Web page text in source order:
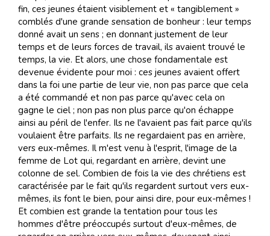
fin, ces jeunes étaient visiblement et « tangiblement »
comblés d'une grande sensation de bonheur : leur temps
donné avait un sens ; en donnant justement de leur
temps et de leurs forces de travail, ils avaient trouvé le
temps, la vie. Et alors, une chose fondamentale est
devenue évidente pour moi : ces jeunes avaient offert
dans la foi une partie de leur vie, non pas parce que cela
a été commandé et non pas parce qu'avec cela on
gagne le ciel ; non pas non plus parce qu'on échappe
ainsi au péril de l'enfer. Ils ne l'avaient pas fait parce qu'ils
voulaient être parfaits. Ils ne regardaient pas en arrière,
vers eux-mêmes. Il m'est venu à l'esprit, l'image de la
femme de Lot qui, regardant en arrière, devint une
colonne de sel. Combien de fois la vie des chrétiens est
caractérisée par le fait qu'ils regardent surtout vers eux-
mêmes, ils font le bien, pour ainsi dire, pour eux-mêmes !
Et combien est grande la tentation pour tous les
hommes d'être préoccupés surtout d'eux-mêmes, de